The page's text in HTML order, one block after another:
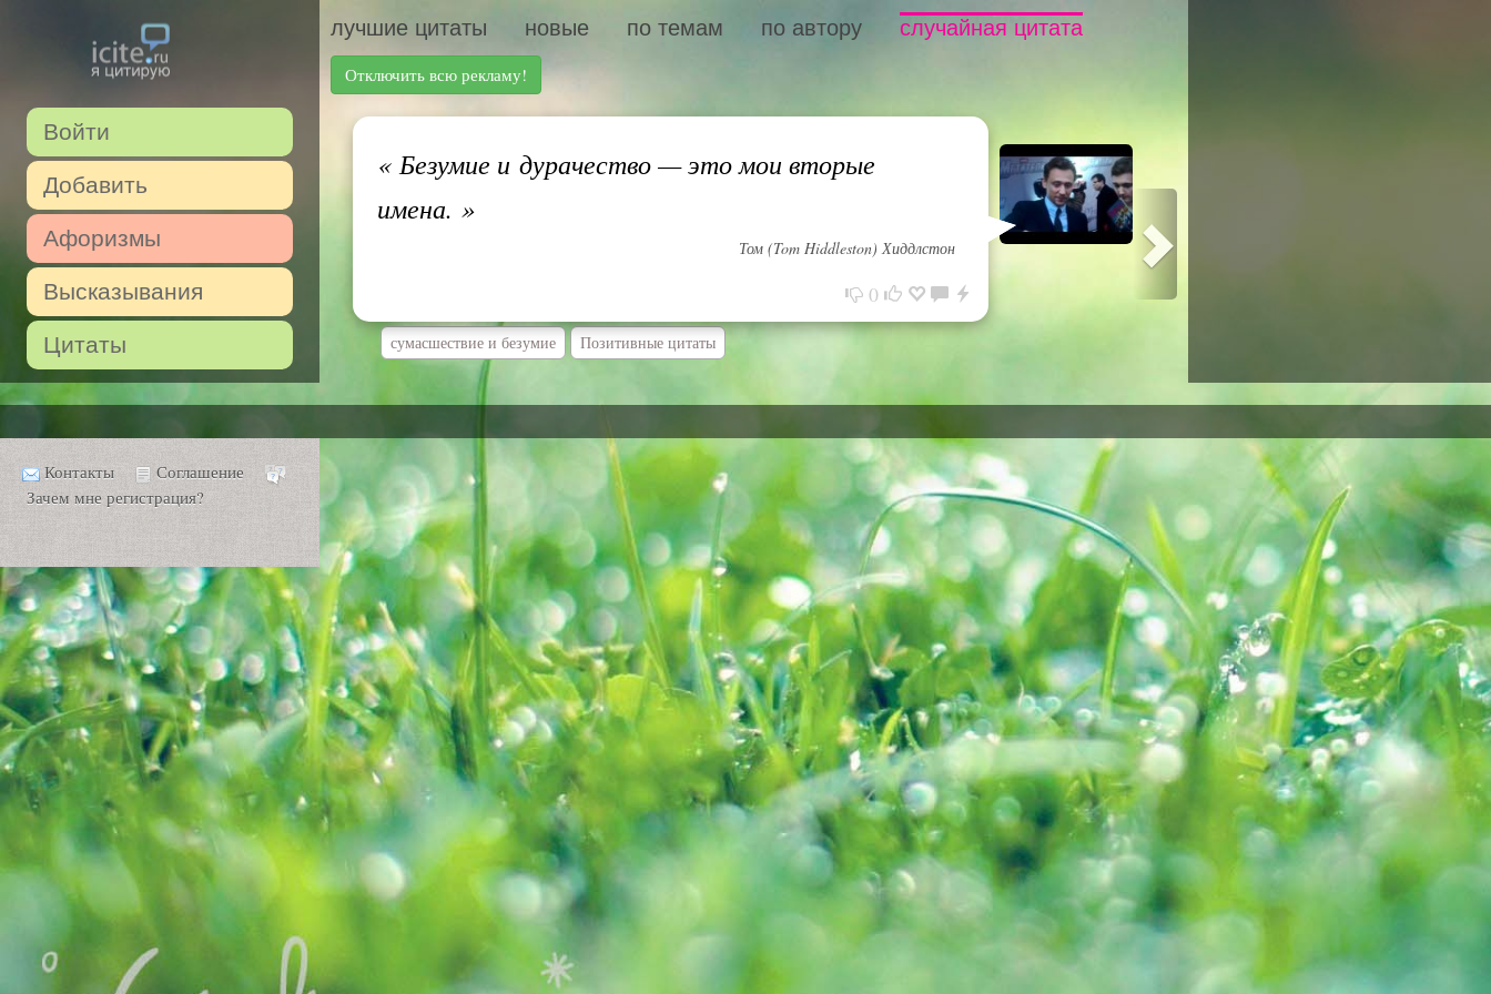
Войти
Добавить
Афоризмы
Высказывания
Цитаты
лучшие цитаты новые по темам по автору случайная цитата
Отключить всю рекламу!
«Безумие и дурачество — это мои вторые
имена. »
Том (Tom Hiddleston) Хиддлстон
0
сумасшествие и безумие Позитивные цитаты
Контакты
Соглашение
Зачем мне регистрация?